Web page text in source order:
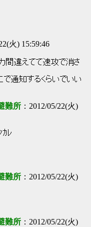
火) 15:59:46
間違えてて速攻で消さ
で通知するくらいでいい
難所 ：2012/05/22(火)
ｶﾚ
難所 ：2012/05/22(火)
難所 ：2012/05/22(火)